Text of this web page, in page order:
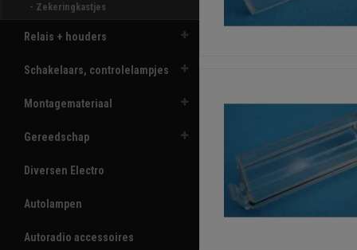
- Zekeringkastjes
Relais + houders
Schakelaars, controlelampjes
Montagemateriaal
Gereedschap
Diversen Electro
Autolampen
Autoradio accessoires